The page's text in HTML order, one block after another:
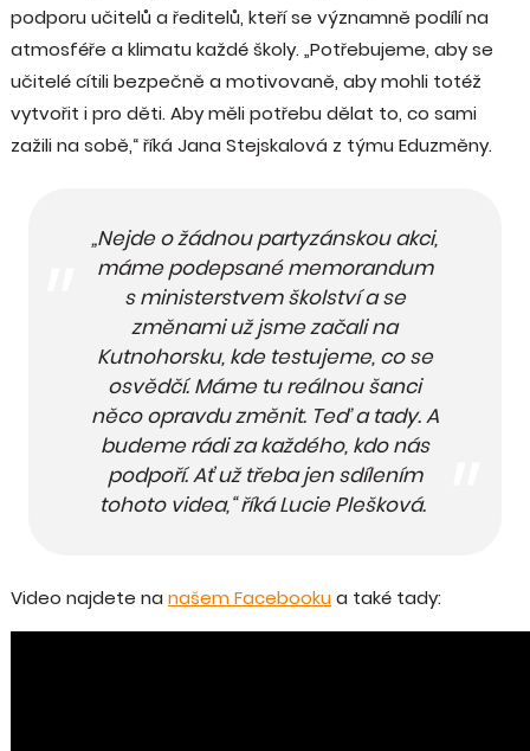
podporu učitelů a ředitelů, kteří se významně podílí na
atmosféře a klimatu každé školy. „Potřebujeme, aby se
učitelé cítili bezpečně a motivovaně, aby mohli totéž
vytvořit i pro děti. Aby měli potřebu dělat to, co sami
zažili na sobě,“ říká Jana Stejskalová z týmu Eduzměny.
„Nejde o žádnou partyzánskou akci,
máme podepsané memorandum
s ministerstvem školství a se
změnami už jsme začali na
Kutnohorsku, kde testujeme, co se
osvědčí. Máme tu reálnou šanci
něco opravdu změnit. Teď a tady. A
budeme rádi za každého, kdo nás
podpoří. Ať už třeba jen sdílením
tohoto videa,“ říká Lucie Plešková.
Video najdete na našem Facebookua také tady: